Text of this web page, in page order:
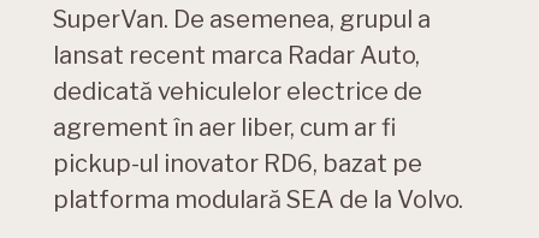
SuperVan. De asemenea, grupul a
lansat recent marca Radar Auto,
dedicată vehiculelor electrice de
agrement în aer liber, cum ar fi
pickup-ul inovator RD6, bazat pe
platforma modulară SEA de la Volvo.